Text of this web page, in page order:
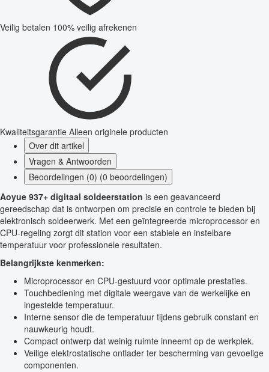
Veilig betalen 100% veilig afrekenen
Kwaliteitsgarantie Alleen originele producten
Over dit artikel
Vragen & Antwoorden
Beoordelingen (0) (0 beoordelingen)
Aoyue 937+ digitaal soldeerstation is een geavanceerd
gereedschap dat is ontworpen om precisie en controle te bieden bij
elektronisch soldeerwerk. Met een geïntegreerde microprocessor en
CPU-regeling zorgt dit station voor een stabiele en instelbare
temperatuur voor professionele resultaten.
Belangrijkste kenmerken:
Microprocessor en CPU-gestuurd voor optimale prestaties.
Touchbediening met digitale weergave van de werkelijke en
ingestelde temperatuur.
Interne sensor die de temperatuur tijdens gebruik constant en
nauwkeurig houdt.
Compact ontwerp dat weinig ruimte inneemt op de werkplek.
Veilige elektrostatische ontlader ter bescherming van gevoelige
componenten.